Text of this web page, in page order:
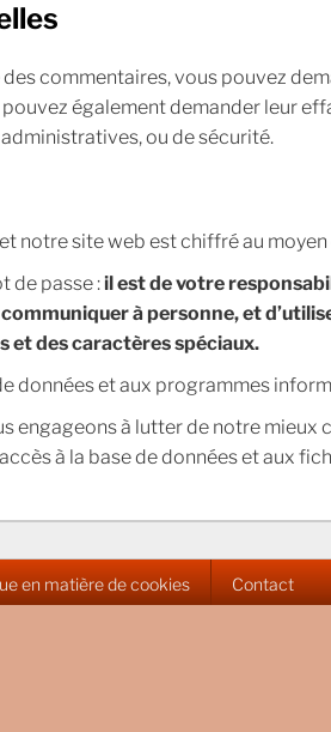
commentaires, vous pouvez
également demander leur
ou de sécurité.
notre site web est chiffré au moyen
de passe :il est de votre
à personne, et
et des caractères spéciaux.
données et aux programmes
engageons à lutter de notre
à la base de données et aux
en matière de cookies Contact